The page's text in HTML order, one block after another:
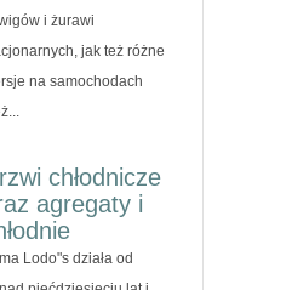
i żurawi
jak też różne
na samochodach
chłodnicze
agregaty i
Lodo"s działa od